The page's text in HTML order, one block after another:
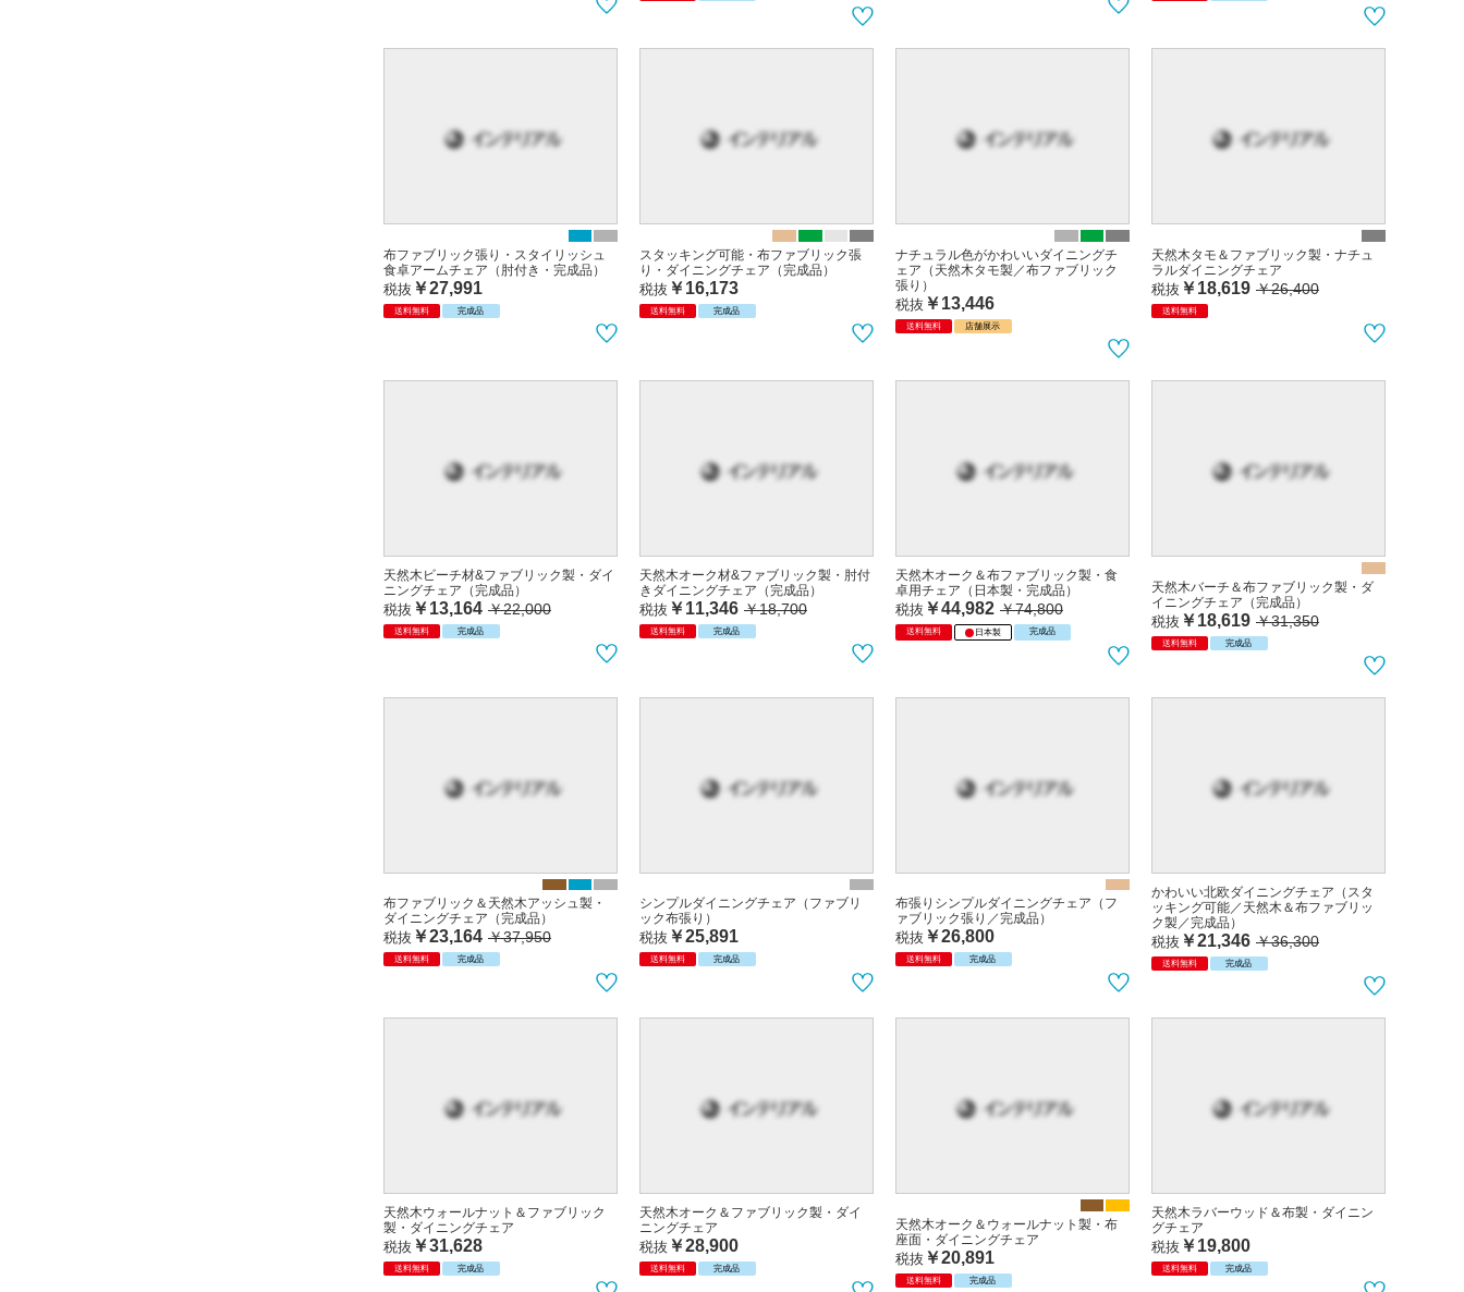
布ファブリック張り・スタイリッシュ
食卓アームチェア（肘付き・完成品）
税抜 ￥27,991
送料無料 完成品
スタッキング可能・布ファブリック張
り・ダイニングチェア（完成品）
税抜 ￥16,173
送料無料 完成品
ナチュラル色がかわいいダイニングチ
ェア（天然木タモ製／布ファブリック
張り）
税抜 ￥13,446
送料無料 店舗展示
天然木タモ＆ファブリック製・ナチュ
ラルダイニングチェア
税抜 ￥18,619 ￥26,400
送料無料
天然木ビーチ材&ファブリック製・ダイ
ニングチェア（完成品）
税抜 ￥13,164 ￥22,000
送料無料 完成品
天然木オーク材&ファブリック製・肘付
きダイニングチェア（完成品）
税抜 ￥11,346 ￥18,700
送料無料 完成品
天然木オーク＆布ファブリック製・食
卓用チェア（日本製・完成品）
税抜 ￥44,982 ￥74,800
送料無料 日本製 完成品
天然木バーチ＆布ファブリック製・ダ
イニングチェア（完成品）
税抜 ￥18,619 ￥31,350
送料無料 完成品
布ファブリック＆天然木アッシュ製・
ダイニングチェア（完成品）
税抜 ￥23,164 ￥37,950
送料無料 完成品
シンプルダイニングチェア（ファブリ
ック布張り）
税抜 ￥25,891
送料無料 完成品
布張りシンプルダイニングチェア（フ
ァブリック張り／完成品）
税抜 ￥26,800
送料無料 完成品
かわいい北欧ダイニングチェア（スタ
ッキング可能／天然木＆布ファブリッ
ク製／完成品）
税抜 ￥21,346 ￥36,300
送料無料 完成品
天然木ウォールナット＆ファブリック
製・ダイニングチェア
税抜 ￥31,628
送料無料 完成品
天然木オーク＆ファブリック製・ダイ
ニングチェア
税抜 ￥28,900
送料無料 完成品
天然木オーク＆ウォールナット製・布
座面・ダイニングチェア
税抜 ￥20,891
送料無料 完成品
天然木ラバーウッド＆布製・ダイニン
グチェア
税抜 ￥19,800
送料無料 完成品